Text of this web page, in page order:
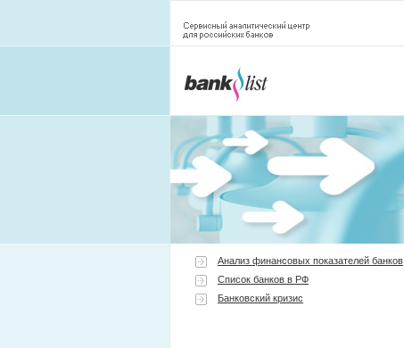
Анализ финансовых показателей банков
Список банков в РФ
Банковский кризис